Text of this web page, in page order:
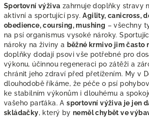
Sportovní výživa zahrnuje doplňky stravy
aktivní a sportující psy.Agility, canicross,
obedience, coursing, mushing – všechny
na psí organismus vysoké nároky.
nároky na živiny a běžné krmivo jim často
doplňky dodají psovi vše potřebné pro
výkonu, účinnou regeneraci po zátěži a
chránit jeho zdraví před přetížením. My v
dlouhodobě říkáme, že péče o psí
ke stabilním výkonům i dlouhému a
vašeho parťáka. Asportovní výživa je jen
skládačky, který byneměl chybět ve